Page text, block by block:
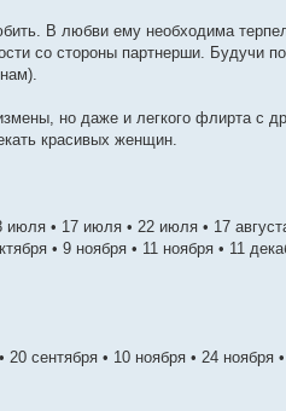
В любви ему необходима
со стороны партнерши. Будучи
но даже и легкого флирта с
красивых женщин.
• 17 июля • 22 июля • 17
• 9 ноября • 11 ноября • 11
сентября • 10 ноября • 24 ноября •